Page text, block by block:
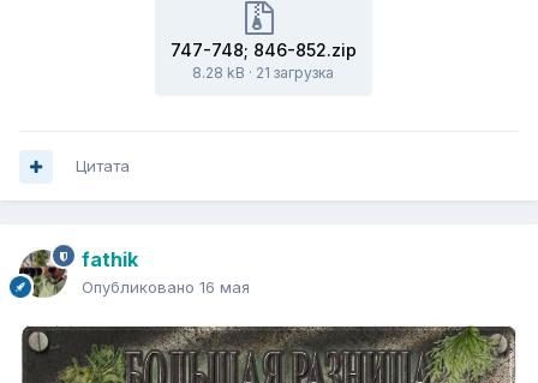
747-748; 846-852.zip
8.28 kB · 21 загрузка
Цитата
fathik
Опубликовано 16 мая